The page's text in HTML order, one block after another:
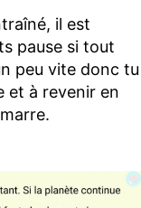
il est
pause si tout
peu vite donc tu
et à revenir en